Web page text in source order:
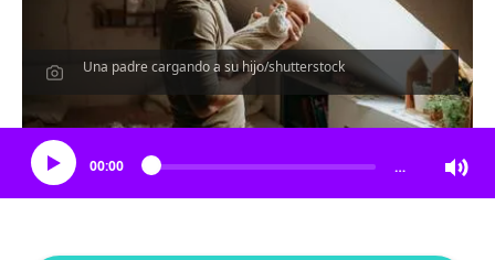
Una padre cargando a su hijo/shutterstock
Escucha el artículo
00:00 …